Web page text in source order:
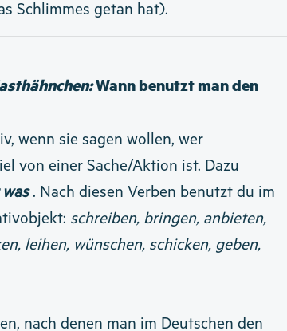
Schlimmes getan hat).
Wann benutzt man den
wenn sie sagen wollen, wer
von einer Sache/Aktion ist. Dazu
. Nach diesen Verben benutzt du im
schreiben, bringen, anbieten,
leihen, wünschen, schicken, geben,
nach denen man im Deutschen den